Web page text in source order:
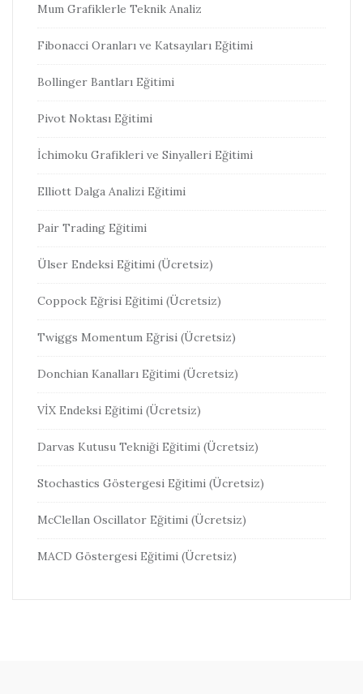
Mum Grafiklerle Teknik Analiz
Fibonacci Oranları ve Katsayıları Eğitimi
Bollinger Bantları Eğitimi
Pivot Noktası Eğitimi
İchimoku Grafikleri ve Sinyalleri Eğitimi
Elliott Dalga Analizi Eğitimi
Pair Trading Eğitimi
Ülser Endeksi Eğitimi (Ücretsiz)
Coppock Eğrisi Eğitimi (Ücretsiz)
Twiggs Momentum Eğrisi (Ücretsiz)
Donchian Kanalları Eğitimi (Ücretsiz)
VİX Endeksi Eğitimi (Ücretsiz)
Darvas Kutusu Tekniği Eğitimi (Ücretsiz)
Stochastics Göstergesi Eğitimi (Ücretsiz)
McClellan Oscillator Eğitimi (Ücretsiz)
MACD Göstergesi Eğitimi (Ücretsiz)